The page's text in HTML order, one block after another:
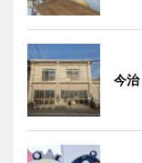
今